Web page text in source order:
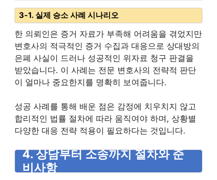
3-1. 실제 승소 사례 시나리오
한 의뢰인은 증거 자료가 부족해 어려움을 겪었지만
변호사의 적극적인 증거 수집과 대응으로 상대방의
은폐 사실이 드러나 성공적인 위자료 청구 판결을
받았습니다. 이 사례는 전문 변호사의 전략적 판단
이 얼마나 중요한지를 명확히 보여줍니다.
성공 사례를 통해 배운 점은 감정에 치우치지 않고
합리적인 법률 절차에 따라 움직여야 하며, 상황별
다양한 대응 전략 적용이 필요하다는 것입니다.
4. 상담부터 소송까지 절차와 준
비사항